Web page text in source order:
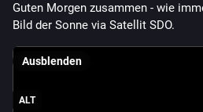
Guten Morgen zusammen - wie
Bild der Sonne via Satellit SDO.
ALT
Ausblenden